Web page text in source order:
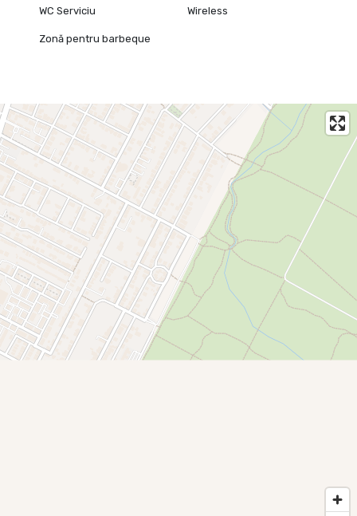
WC Serviciu Wireless
Zonă pentru barbeque